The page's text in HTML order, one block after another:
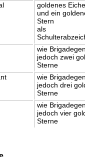
goldenes
und ein
Stern
als
wie
jedoch zwei
Sterne
wie
jedoch drei
Sterne
wie
jedoch vier
Sterne